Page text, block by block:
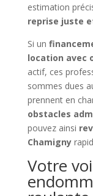
estimation
reprise juste
Si un
location avec
actif, ces
sommes dues
prennent en
obstacles
pouvez ainsi
Chamigny
Votre